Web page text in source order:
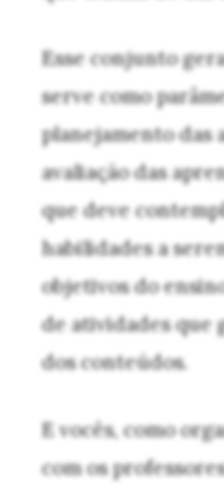
Esse conjunto
serve como
planejamento das
avaliação das
que deve
habilidades a
objetivos do
de atividades que
dos conteúdos.
E vocês, como
com os